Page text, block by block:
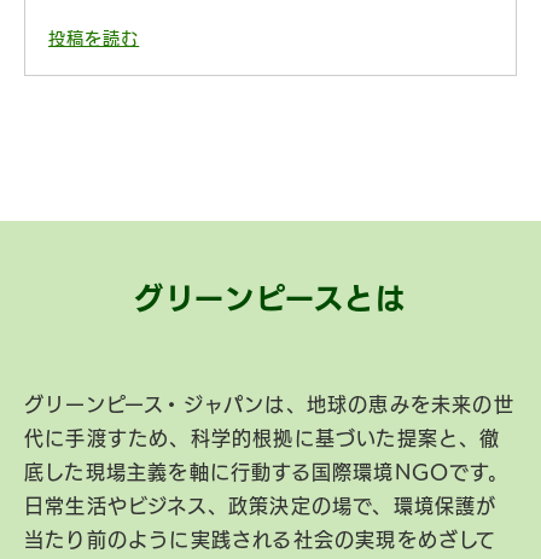
投稿を読む
グリーンピースとは
グリーンピース・ジャパンは、地球の恵みを未来の世
代に手渡すため、科学的根拠に基づいた提案と、徹
底した現場主義を軸に行動する国際環境NGOです。
日常生活やビジネス、政策決定の場で、環境保護が
当たり前のように実践される社会の実現をめざして